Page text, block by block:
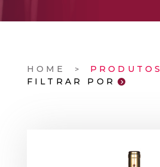
HOME
PRODUTOS
FILTRAR POR